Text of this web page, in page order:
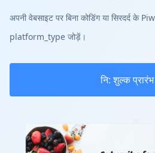
अपनी वेबसाइट पर बिना कोडिंग या सिरदर्द
platform_type जोड़ें।
नि: शुल्क